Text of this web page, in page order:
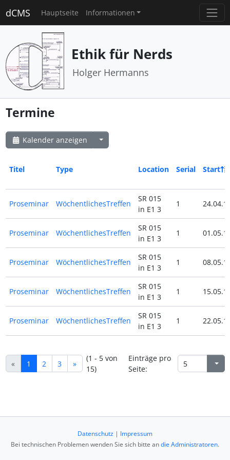
dCMS Hauptseite Informationen
Ethik für Nerds
Holger Hermanns
Termine
Kalender anzeigen
Titel Type Location Serial Start
Proseminar WöchentlichesTreffen
SR 015
in E1 3
1
Proseminar WöchentlichesTreffen
SR 015
in E1 3
1
Proseminar WöchentlichesTreffen
SR 015
in E1 3
1
Proseminar WöchentlichesTreffen
SR 015
in E1 3
1
Proseminar WöchentlichesTreffen
SR 015
in E1 3
1
« 1 2 3 »
(1 - 5 von
15)
Einträge pro
Seite:
Datenschutz | Impressum
Bei technischen Problemen wenden Sie sich bitte andie Administratoren.